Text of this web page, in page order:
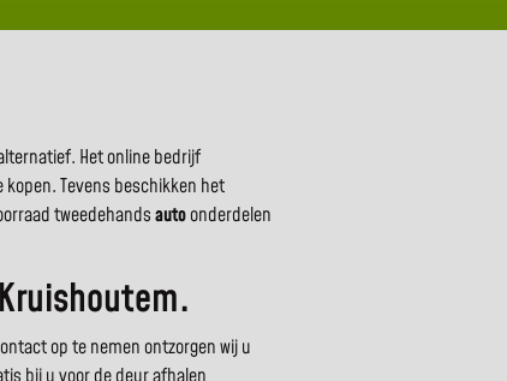
Het online bedrijf
Tevens beschikken het
tweedehandsautoonderdelen
op te nemen ontzorgen wij u